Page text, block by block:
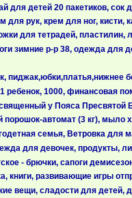
детей 20 пакетиков,
рук, крем для ног,
для тетрадей, пластилин,
зимние р-р 38, одежда
пиджак,юбки,платья,нижнее
ребенок, 1000, финансовая
у Пояса Пресвятой
автомат (3 кг), мыло
семья, Ветровка для
для девочек, продукты,
- брючки, сапоги
книги, развивающие игры
вещи, сладости для